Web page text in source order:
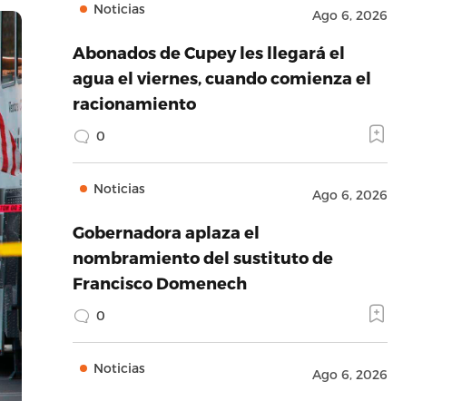
Noticias Ago 6, 2026
Abonados de Cupey les llegará el
agua el viernes, cuando comienza el
racionamiento
0
Noticias Ago 6, 2026
Gobernadora aplaza el
nombramiento del sustituto de
Francisco Domenech
0
Noticias Ago 6, 2026